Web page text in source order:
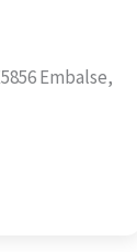
Embalse,